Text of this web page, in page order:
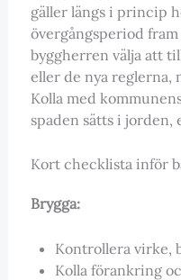
gäller längs i princip
övergångsperiod
byggherren välja att
eller de nya reglerna,
Kolla med
spaden sätts i jorden,
Kort checklista inför
Brygga:
Kontrollera virke,
Kolla förankring